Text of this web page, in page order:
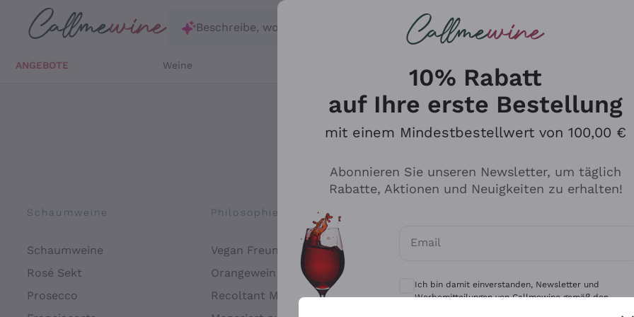
Zum Hauptinhalt springen
Beschreibe, wonach du suchst
ANGEBOTE Weine
Schaumweine
Schaumweine
Rosé Sekt
Prosecco
Philosophien
Vegan Freundlich
Orangewein
Recoltant Manipulant
Antinori
Ca' del Bosco
Gavi
10% Rabatt
auf Ihre erste Bestellung
mit einem Mindestbestellwert von 100,00 €
Abonnieren Sie unseren Newsletter, um täglich
Rabatte, Aktionen und Neuigkeiten zu erhalten!
Email
Optionale Einwilligungen zum Erhalt von
Ich bin damit einverstanden, Newsletter und
Werbemitteilungen von Callmewine gemäß den -